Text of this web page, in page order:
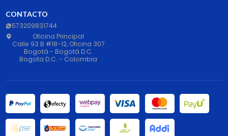
CONTACTO
573209831744
Oficina Principal
Calle 93 B #18-12, Oficina 307
Bogotá - Bogotá D.C.
Bogota D.C. - Colombia